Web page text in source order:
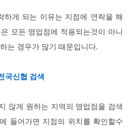
하게 되는 이유는 지점에 연락을 해
모든 영업점에 적용되는것이 아니
는 경우가 많기 때문입니다.
국신협 검색
않게 원하는 지역의 영업점을 검색
들어가면 지점의 위치를 확인할수